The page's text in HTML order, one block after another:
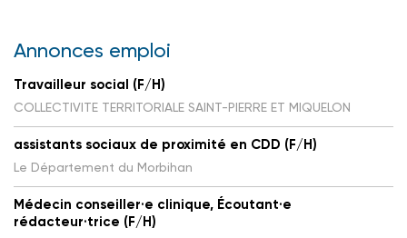
Annonces emploi
Travailleur social (F/H)
COLLECTIVITE TERRITORIALE SAINT-PIERRE ET MIQUELON
assistants sociaux de proximité en CDD (F/H)
Le Département du Morbihan
Médecin conseiller·e clinique, Écoutant·e
rédacteur·trice (F/H)